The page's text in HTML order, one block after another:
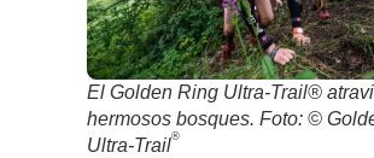
El Golden Ring Ultra-Trail®
hermosos bosques. Foto: ©
Ultra-Trail®